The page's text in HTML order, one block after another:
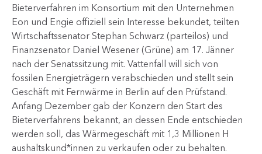
Bieterverfahren im Konsortium mit den Unternehmen
Eon und Engie offiziell sein Interesse bekundet, teilten
Wirtschaftssenator Stephan Schwarz (parteilos) und
Finanzsenator Daniel Wesener (Grüne) am 17. Jänner
nach der Senatssitzung mit. Vattenfall will sich von
fossilen Energieträgern verabschieden und stellt sein
Geschäft mit Fernwärme in Berlin auf den Prüfstand.
Anfang Dezember gab der Konzern den Start des
Bieterverfahrens bekannt, an dessen Ende entschieden
werden soll, das Wärmegeschäft mit 1,3 Millionen H​
aushaltskund*innen zu verkaufen oder zu behalten. ​